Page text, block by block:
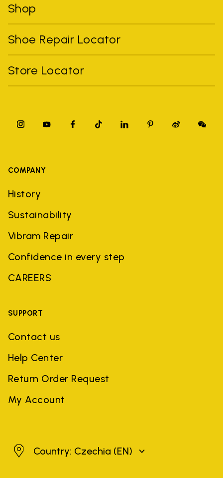
Shop
Shoe Repair Locator
Store Locator
COMPANY
History
Sustainability
Vibram Repair
Confidence in every step
CAREERS
SUPPORT
Contact us
Help Center
Return Order Request
My Account
CzechiaCountry: Czechia (EN)